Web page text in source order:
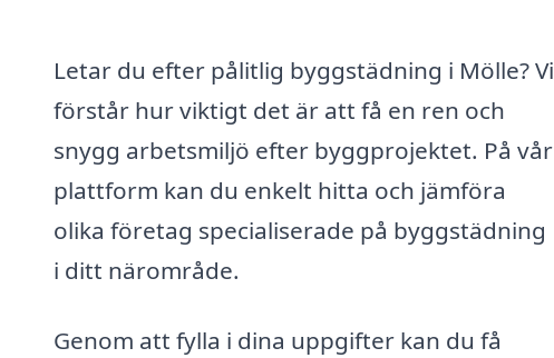
Letar du efter pålitlig byggstädning i Mölle? Vi
förstår hur viktigt det är att få en ren och
snygg arbetsmiljö efter byggprojektet. På vår
plattform kan du enkelt hitta och jämföra
olika företag specialiserade på byggstädning
i ditt närområde.
Genom att fylla i dina uppgifter kan du få